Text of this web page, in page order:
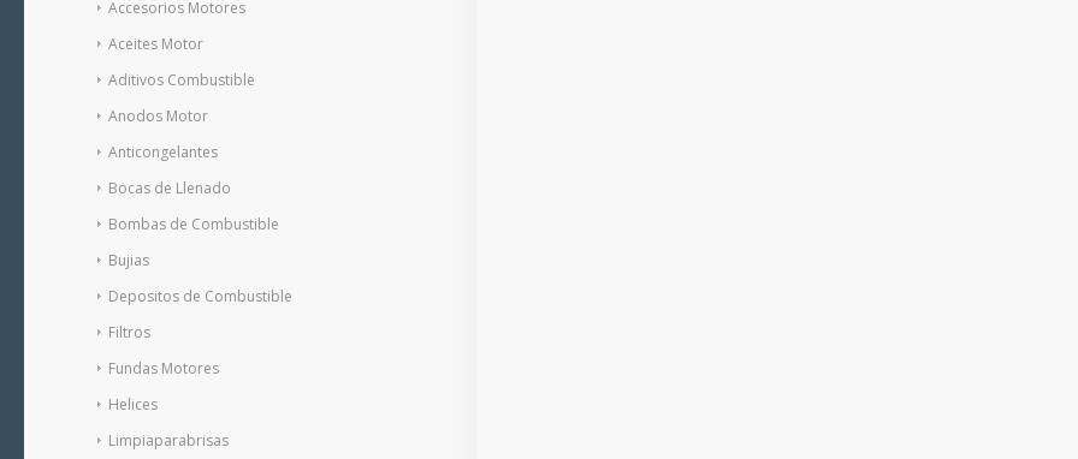
Accesorios Motores
Aceites Motor
Aditivos Combustible
Anodos Motor
Anticongelantes
Bocas de Llenado
Bombas de Combustible
Bujias
Depositos de Combustible
Filtros
Fundas Motores
Helices
Limpiaparabrisas